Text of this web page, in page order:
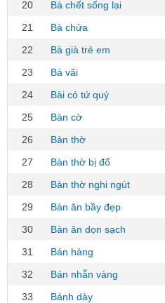
20
Bà chết sống lại
21
Bà chửa
22
Bà già trẻ em
23
Bà vãi
24
Bài có tứ quý
25
Bàn cờ
26
Bàn thờ
27
Bàn thờ bị đổ
28
Bàn thờ nghi ngút
29
Bàn ăn bầy đẹp
30
Bàn ăn dọn sạch
31
Bán hàng
32
Bán nhẫn vàng
33
Bánh dày